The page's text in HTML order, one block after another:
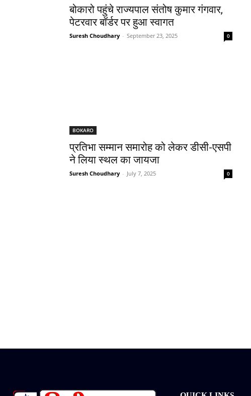
बोकारो पहुंचे राज्यपाल संतोष कुमार गंगवार,
पेटरवार बॉर्डर पर हुआ स्वागत
Suresh Choudhary - September 23, 2025 0
BOKARO
प्रतिभा सम्मान समारोह को लेकर डीसी-एसपी
ने लिया स्थल का जायजा
Suresh Choudhary - July 7, 2025 0